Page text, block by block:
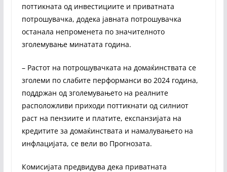
поттикната од инвестициите и приватната
потрошувачка, додека јавната потрошувачка
останала непроменета по значителното
зголемување минатата година.
– Растот на потрошувачката на домаќинствата се
зголеми по слабите перформанси во 2024 година,
поддржан од зголемувањето на реалните
расположливи приходи поттикнати од силниот
раст на пензиите и платите, експанзијата на
кредитите за домаќинствата и намалувањето на
инфлацијата, се вели во Прогнозата.
Комисијата предвидува дека приватната